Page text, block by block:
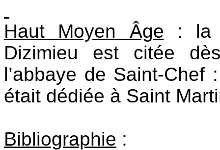
Haut Moyen Âge : la
Dizimieu est citée
l’abbaye de Saint-Chef
était dédiée à Saint
Bibliographie :